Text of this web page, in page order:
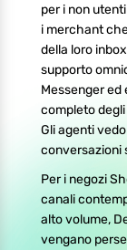
per i non
i merchant
della loro
supporto
Messenger ed
completo
Gli agenti
conversazioni
Per i negozi
canali
alto volume,
vengano